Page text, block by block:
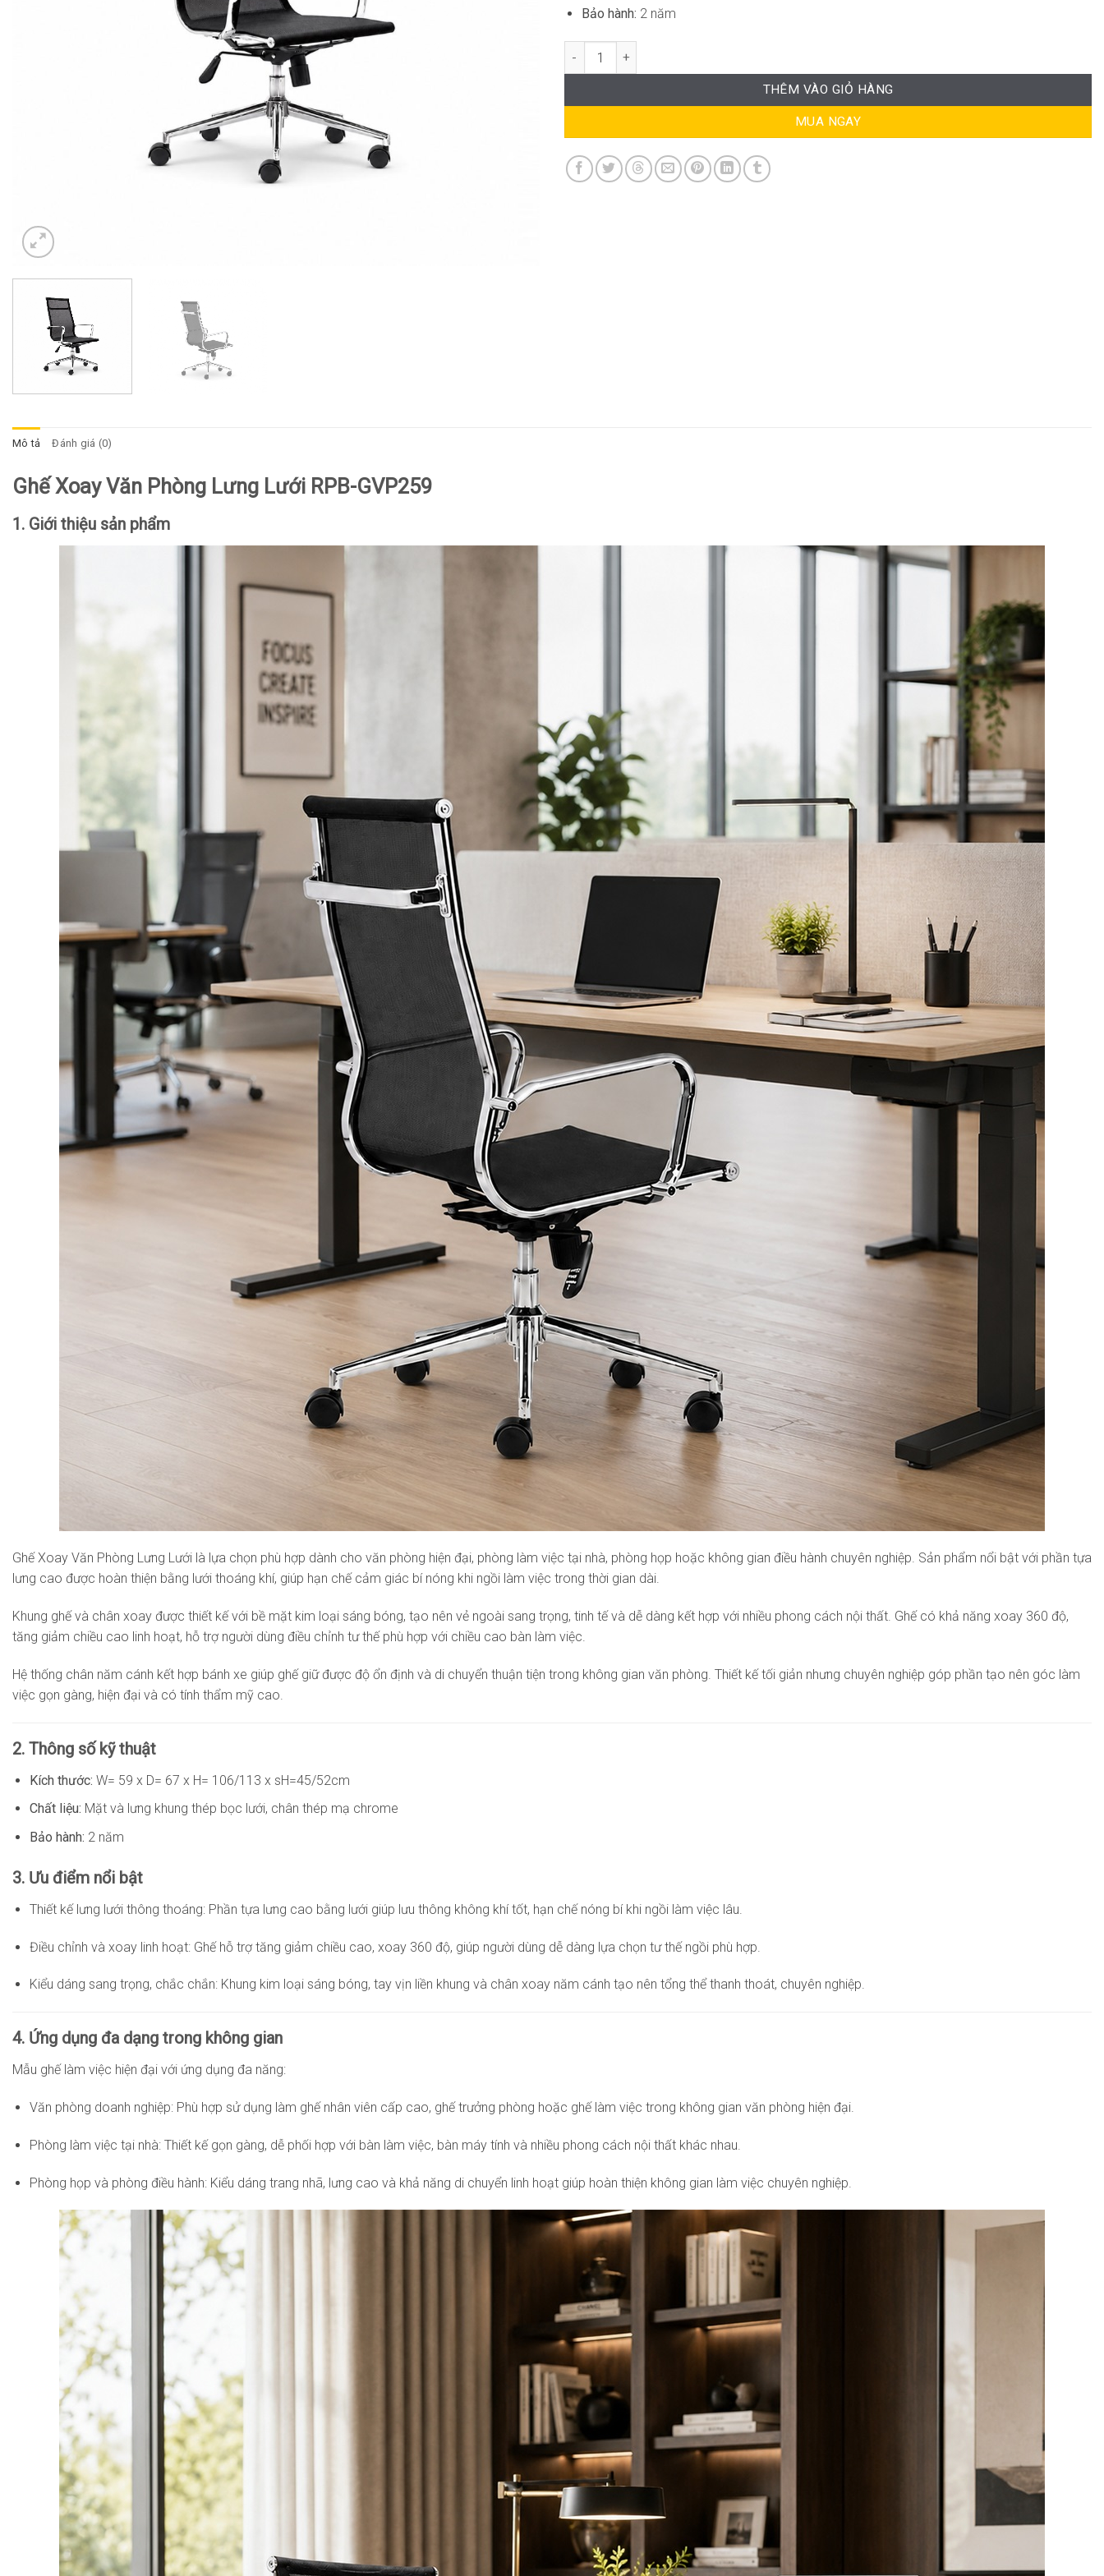
Bảo hành: 2 năm
Ghế Xoay Văn Phòng Lưng Lưới RPB-GVP259 số lượng
THÊM VÀO GIỎ HÀNG
MUA NGAY
Mô tả Đánh giá (0)
Ghế Xoay Văn Phòng Lưng Lưới RPB-GVP259
1. Giới thiệu sản phẩm
Ghế Xoay Văn Phòng Lưng Lưới là lựa chọn phù hợp dành cho văn phòng hiện đại, phòng làm việc tại nhà, phòng họp hoặc không gian điều hành chuyên nghiệp. Sản phẩm nổi bật với phần tựa
lưng cao được hoàn thiện bằng lưới thoáng khí, giúp hạn chế cảm giác bí nóng khi ngồi làm việc trong thời gian dài.
Khung ghế và chân xoay được thiết kế với bề mặt kim loại sáng bóng, tạo nên vẻ ngoài sang trọng, tinh tế và dễ dàng kết hợp với nhiều phong cách nội thất. Ghế có khả năng xoay 360 độ,
tăng giảm chiều cao linh hoạt, hỗ trợ người dùng điều chỉnh tư thế phù hợp với chiều cao bàn làm việc.
Hệ thống chân năm cánh kết hợp bánh xe giúp ghế giữ được độ ổn định và di chuyển thuận tiện trong không gian văn phòng. Thiết kế tối giản nhưng chuyên nghiệp góp phần tạo nên góc làm
việc gọn gàng, hiện đại và có tính thẩm mỹ cao.
2. Thông số kỹ thuật
Kích thước: W= 59 x D= 67 x H= 106/113 x sH=45/52cm
Chất liệu: Mặt và lưng khung thép bọc lưới, chân thép mạ chrome
Bảo hành: 2 năm
3. Ưu điểm nổi bật
Thiết kế lưng lưới thông thoáng: Phần tựa lưng cao bằng lưới giúp lưu thông không khí tốt, hạn chế nóng bí khi ngồi làm việc lâu.
Điều chỉnh và xoay linh hoạt: Ghế hỗ trợ tăng giảm chiều cao, xoay 360 độ, giúp người dùng dễ dàng lựa chọn tư thế ngồi phù hợp.
Kiểu dáng sang trọng, chắc chắn: Khung kim loại sáng bóng, tay vịn liền khung và chân xoay năm cánh tạo nên tổng thể thanh thoát, chuyên nghiệp.
4. Ứng dụng đa dạng trong không gian
Mẫu ghế làm việc hiện đại với ứng dụng đa năng:
Văn phòng doanh nghiệp: Phù hợp sử dụng làm ghế nhân viên cấp cao, ghế trưởng phòng hoặc ghế làm việc trong không gian văn phòng hiện đại.
Phòng làm việc tại nhà: Thiết kế gọn gàng, dễ phối hợp với bàn làm việc, bàn máy tính và nhiều phong cách nội thất khác nhau.
Phòng họp và phòng điều hành: Kiểu dáng trang nhã, lưng cao và khả năng di chuyển linh hoạt giúp hoàn thiện không gian làm việc chuyên nghiệp.